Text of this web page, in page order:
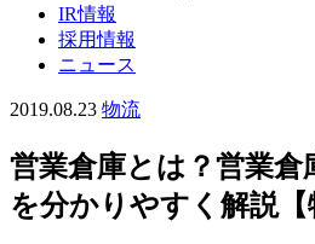
IR情報
採用情報
ニュース
2019.08.23 物流
営業倉庫とは？営業倉
を分かりやすく解説【